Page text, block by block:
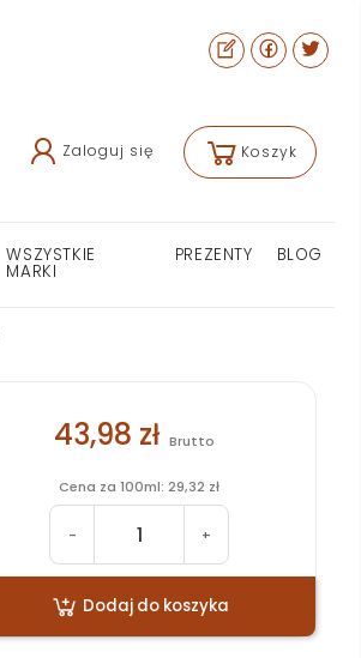
Zaloguj się Koszyk
WSZYSTKIE
MARKI
PREZENTY BLOG
43,98 zł Brutto
Cena za 100ml: 29,32 zł
- +
Dodaj do koszyka